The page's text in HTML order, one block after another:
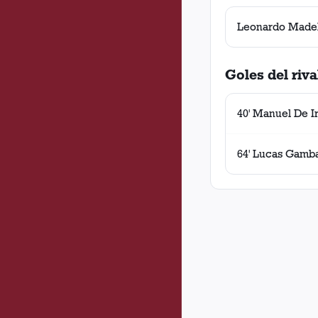
Leonardo
Goles del
40' Manuel De
64' Lucas